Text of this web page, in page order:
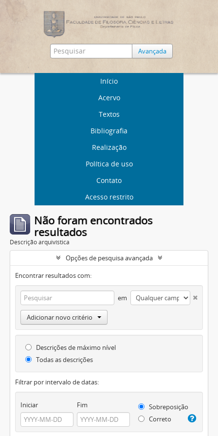
Avançada
Início
Acervo
Textos
Bibliografia
Realização
Política de uso
Contato
Acesso restrito
Não foram encontrados
resultados
Descrição arquivística
Opções de pesquisa avançada
Encontrar resultados com:
em
Adicionar novo critério
Descrições de máximo nível
Todas as descrições
Filtrar por intervalo de datas:
Iniciar Fim
Sobreposição
Correto